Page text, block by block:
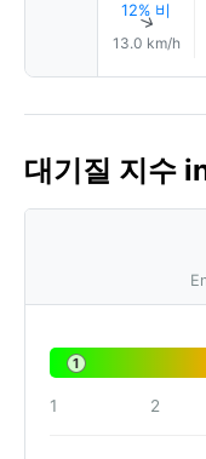
12% 비
↑
13.0 km/h
대기질 지수
1
1 2